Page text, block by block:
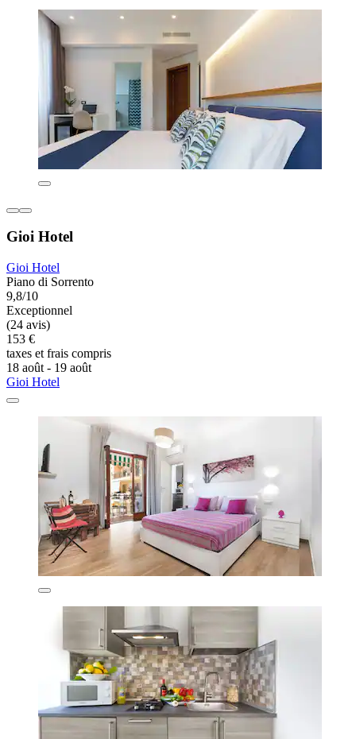
Gioi Hotel
Gioi Hotel
Piano di Sorrento
9,8/10
Exceptionnel
(24 avis)
153 €
taxes et frais compris
18 août - 19 août
Gioi Hotel